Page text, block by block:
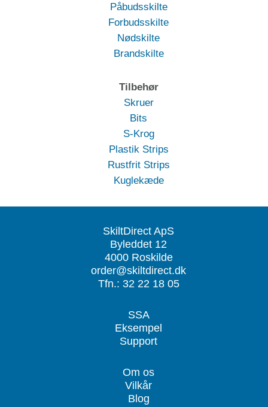
Påbudsskilte
Forbudsskilte
Nødskilte
Brandskilte
Tilbehør
Skruer
Bits
S-Krog
Plastik Strips
Rustfrit Strips
Kuglekæde
SkiltDirect ApS
Byleddet 12
4000 Roskilde
order@skiltdirect.dk
Tfn.: 32 22 18 05
SSA
Eksempel
Support
Om os
Vilkår
Blog